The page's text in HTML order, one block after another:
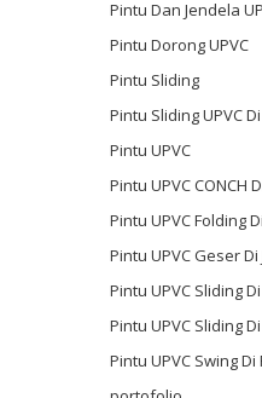
Pintu Dan Jendela
Pintu Dorong UPVC
Pintu Sliding
Pintu Sliding UPVC
Pintu UPVC
Pintu UPVC CONCH
Pintu UPVC Folding
Pintu UPVC Geser
Pintu UPVC Sliding
Pintu UPVC Sliding
Pintu UPVC Swing